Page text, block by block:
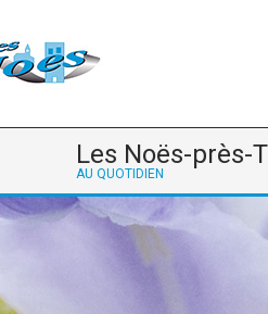
Les Noës-près-
AU QUOTIDIEN